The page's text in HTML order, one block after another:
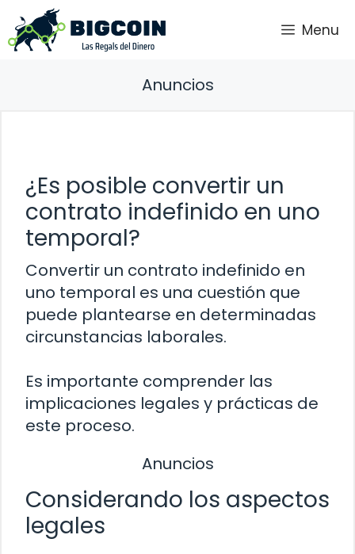
Saltar
al
contenido
Menu
Anuncios
¿Es posible convertir un
contrato indefinido en uno
temporal?
Convertir un contrato indefinido en
uno temporal es una cuestión que
puede plantearse en determinadas
circunstancias laborales.
Es importante comprender las
implicaciones legales y prácticas de
este proceso.
Anuncios
Considerando los aspectos
legales